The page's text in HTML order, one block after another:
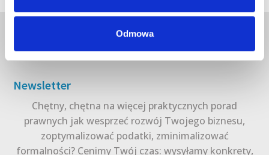
Odmowa
Newsletter
Chętny, chętna na więcej praktycznych porad
prawnych jak wesprzeć rozwój Twojego biznesu,
zoptymalizować podatki, zminimalizować
formalności? Cenimy Twój czas: wysyłamy konkrety,